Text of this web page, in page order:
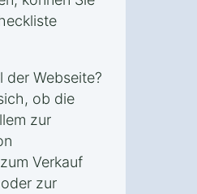
der Webseite?
ob die
zur
Verkauf
zur